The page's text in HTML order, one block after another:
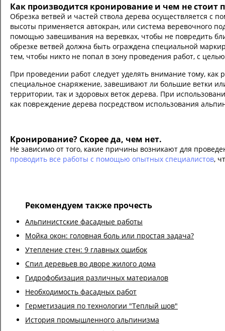
Как производится кронирование и чем не стоит
Обрезка ветвей и частей ствола дерева осуществляется с
высоты применяется автокран, или система веревочного
помощью завешивания на веревках, чтобы не повредить
обрезке ветвей должна быть ограждена специальной
тем, чтобы никто не попал в зону проведения работ, с
При проведении работ следует уделять внимание тому,
специальное снаряжение, завешивают ли большие ветки
территории, так и здоровых веток дерева. При
как повреждение дерева посредством использования
Кронирование? Скорее да, чем нет.
Не зависимо от того, какие причины возникают для
проводить все работы с помощью опытных специалистов,
Рекомендуем также прочесть
Альпинистские фасадные работы
Мойка окон: головная боль или простая задача?
Утепление стен: 9 главных ошибок
Спил деревьев во дворе жилого дома
Гидрофобизация различных материалов
Необходимость фасадных работ
Герметизация по технологии "Теплый шов"
История промышленного альпинизма